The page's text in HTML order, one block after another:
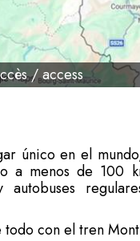
/ access
único en el
a menos de 100
autobuses
con el tren